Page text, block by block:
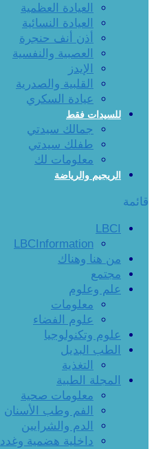
العيادة العظمية
العيادة النسائية
أذن أنف حنجرة
العصبية والنفسية
الإيدز
القلبية والصدرية
عيادة السكري
للسيدات فقط
جمالك سيدتي
طفلك سيدتي
معلومات لك
الريجيم والرياضة
قائمة
LBCI
LBCInformation
من هنا وهناك
مجتمع
علم وعلوم
معلومات
علوم الفضاء
علوم وتكنولوجيا
الطب البديل
التغذية
المجلة الطبية
معلومات صحية
الفم وطب الأسنان
الدم والشرايين
داخلية هضمية وغدد